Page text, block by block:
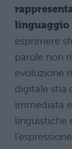
linguaggio
esprimere
parole non
evoluzione
digitale stia
immediata
linguistiche